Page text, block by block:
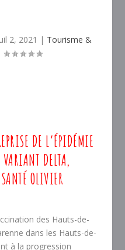
2, 2021 | Tourisme &
DE L’ÉPIDÉMIE
DELTA,
OLIVIER
des Hauts-de-
dans les Hauts-de-
à la progression